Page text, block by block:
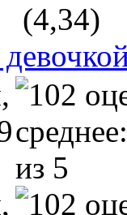
(4,34)